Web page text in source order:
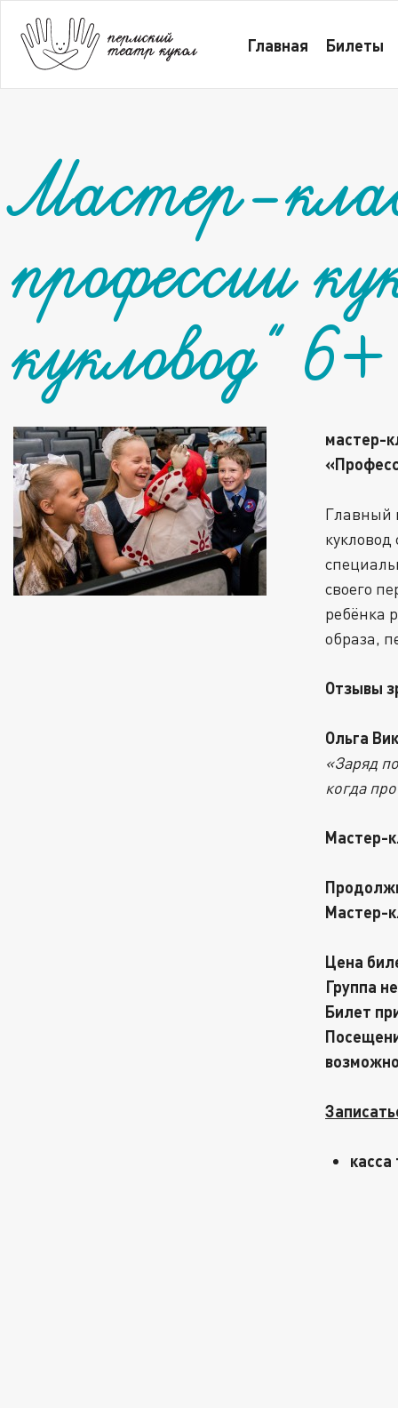
Главная Билеты
Главная
Мастер-
профессии
кукловод" 6+
мастер-
Главный
своего
ребёнка
образа,
Отзывы
Ольга
«Заряд
когда
Мастер-
Мастер-
Цена
Группа
Билет